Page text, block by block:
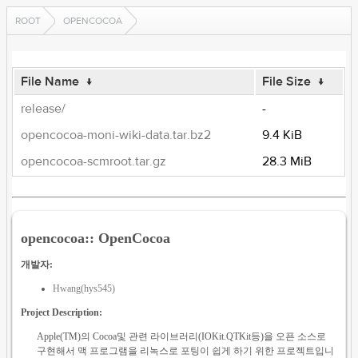
ROOT OPENCOCOA
File Name ↓ File Size ↓
release/
-
opencocoa-moni-wiki-data.tar.bz2
9.4 KiB
opencocoa-scmroot.tar.gz
28.3 MiB
opencocoa:: OpenCocoa
개발자:
Hwang(hys545)
Project Description:
Apple(TM)의 Cocoa및 관련 라이브러리(IOKit.QTKit등)을 오픈 소스로
구현해서 맥 프로그램을 리녹스로 포팅이 쉽게 하기 위한 프로젝트입니